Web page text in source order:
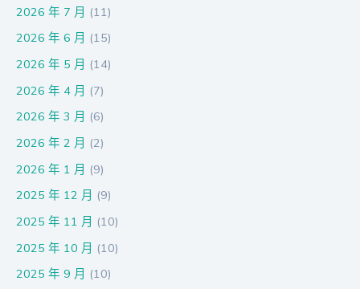
2026 年 7 月 (11)
2026 年 6 月 (15)
2026 年 5 月 (14)
2026 年 4 月 (7)
2026 年 3 月 (6)
2026 年 2 月 (2)
2026 年 1 月 (9)
2025 年 12 月 (9)
2025 年 11 月 (10)
2025 年 10 月 (10)
2025 年 9 月 (10)